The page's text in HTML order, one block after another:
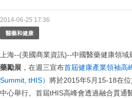
2014-06-25 17:36
醫藥和健康
上海--(美國商業資訊)--中國醫藥健康領域
藥勵展 ，在週三宣布首屆健康產業領袖高
Summit, tHIS） 將於2015年5月15-18在
中心舉行。首屆tHIS高峰會透過融合貫通